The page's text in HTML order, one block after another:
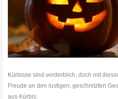
Kürbisse sind verderblich, doch mit
Freude an den lustigen, geschnitzten
aus Kürbis.